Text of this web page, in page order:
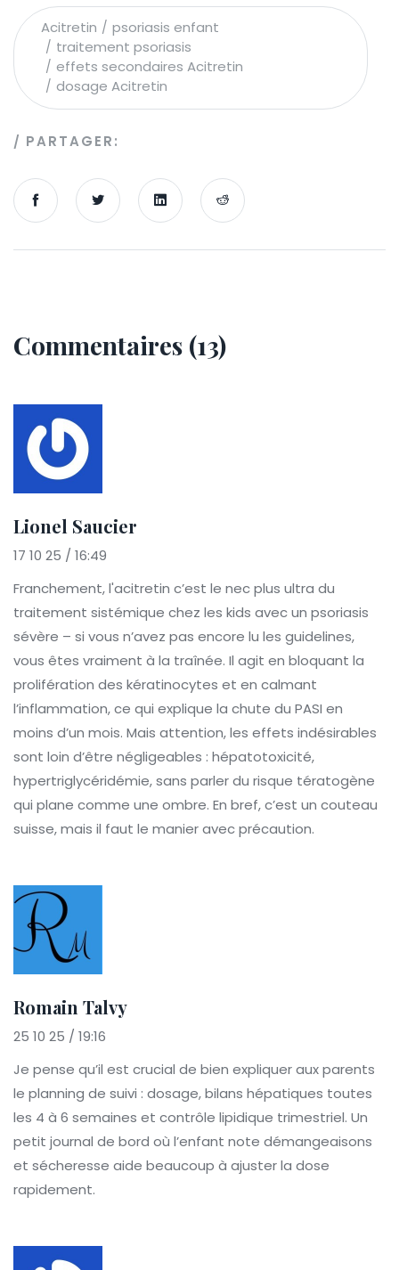
Acitretin
psoriasis enfant
traitement psoriasis
effets secondaires Acitretin
dosage Acitretin
PARTAGER:
Commentaires (13)
Lionel Saucier
17 10 25 / 16:49
Franchement, l'acitretin c’est le nec plus ultra du
traitement sistémique chez les kids avec un psoriasis
sévère – si vous n’avez pas encore lu les guidelines,
vous êtes vraiment à la traînée. Il agit en bloquant la
prolifération des kératinocytes et en calmant
l’inflammation, ce qui explique la chute du PASI en
moins d’un mois. Mais attention, les effets indésirables
sont loin d’être négligeables : hépatotoxicité,
hypertriglycéridémie, sans parler du risque tératogène
qui plane comme une ombre. En bref, c’est un couteau
suisse, mais il faut le manier avec précaution.
Romain Talvy
25 10 25 / 19:16
Je pense qu’il est crucial de bien expliquer aux parents
le planning de suivi : dosage, bilans hépatiques toutes
les 4 à 6 semaines et contrôle lipidique trimestriel. Un
petit journal de bord où l’enfant note démangeaisons
et sécheresse aide beaucoup à ajuster la dose
rapidement.